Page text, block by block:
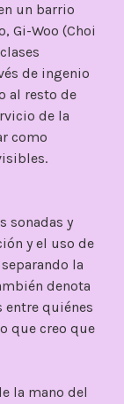
un barrio
Gi-Woo (Choi
de ingenio
al resto de
de la
como
sonadas y
y el uso de
la
denota
entre quiénes
que creo que
la mano del